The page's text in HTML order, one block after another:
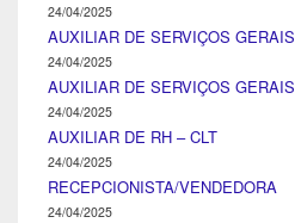
24/04/2025
AUXILIAR DE SERVIÇOS GERAIS
24/04/2025
AUXILIAR DE SERVIÇOS GERAIS
24/04/2025
AUXILIAR DE RH – CLT
24/04/2025
RECEPCIONISTA/VENDEDORA
24/04/2025